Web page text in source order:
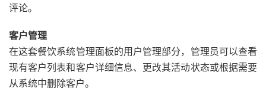
评论。
客户管理
在这套餐饮系统管理面板的用户管理部分，管理员可以查看
现有客户列表和客户详细信息、更改其活动状态或根据需要
从系统中删除客户。